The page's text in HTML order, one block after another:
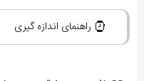
فیلیپ
ناتیلوس راهنمای اندازه گیری